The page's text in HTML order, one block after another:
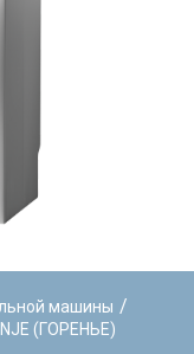
машины /
(ГОРЕНЬЕ)